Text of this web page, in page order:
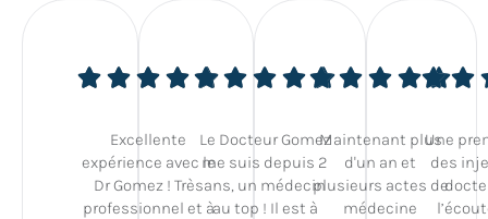
Excellente
expérience avec le
Dr Gomez ! Très
professionnel et à
Le Docteur Gomez
me suis depuis 2
ans, un médecin
au top ! Il est à
Maintenant plus
d'un an et
plusieurs actes de
médecine
Une
des